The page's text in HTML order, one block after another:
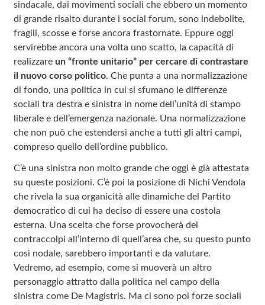
sindacale, dai movimenti sociali che ebbero un momento
di grande risalto durante i social forum, sono indebolite,
fragili, scosse e forse ancora frastornate. Eppure oggi
servirebbe ancora una volta uno scatto, la capacità di
realizzare un “fronte unitario” per cercare di contrastare
il nuovo corso politico. Che punta a una normalizzazione
di fondo, una politica in cui si sfumano le differenze
sociali tra destra e sinistra in nome dell’unità di stampo
liberale e dell’emergenza nazionale. Una normalizzazione
che non può che estendersi anche a tutti gli altri campi,
compreso quello dell’ordine pubblico.
C’è una sinistra non molto grande che oggi è già attestata
su queste posizioni. C’è poi la posizione di Nichi Vendola
che rivela la sua organicità alle dinamiche del Partito
democratico di cui ha deciso di essere una costola
esterna. Una scelta che forse provocherà dei
contraccolpi all’interno di quell’area che, su questo punto
così nodale, sarebbero importanti e da valutare.
Vedremo, ad esempio, come si muoverà un altro
personaggio attratto dalla politica nel campo della
sinistra come De Magistris. Ma ci sono poi forze sociali